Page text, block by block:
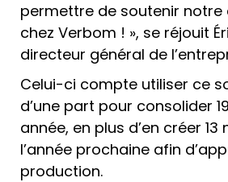
permettre de soutenir notre
chez Verbom ! », se réjouit
directeur général de
Celui-ci compte utiliser ce
d’une part pour consolider
année, en plus d’en créer 13
l’année prochaine afin
production.